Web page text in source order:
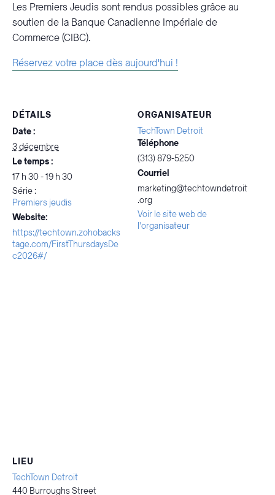
Les Premiers Jeudis sont rendus possibles grâce au
soutien de la Banque Canadienne Impériale de
Commerce (CIBC).
Réservez votre place dès aujourd'hui !
DÉTAILS
Date :
3 décembre
Le temps :
17 h 30 - 19 h 30
Série :
Premiers jeudis
Website:
https://techtown.zohobacks
tage.com/FirstThursdaysDe
c2026#/
ORGANISATEUR
TechTown Detroit
Téléphone
(313) 879-5250
Courriel
marketing@techtowndetroit
.org
Voir le site web de
l'organisateur
LIEU
TechTown Detroit
440 Burroughs Street